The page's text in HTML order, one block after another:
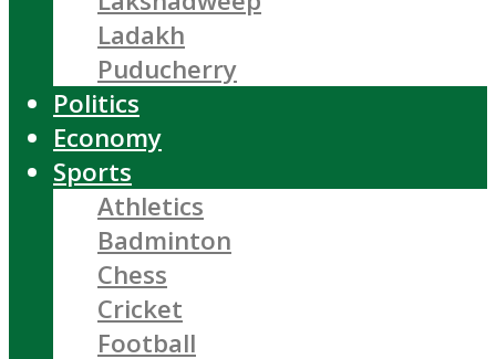
Ladakh
Puducherry
Politics
Economy
Sports
Athletics
Badminton
Chess
Cricket
Football